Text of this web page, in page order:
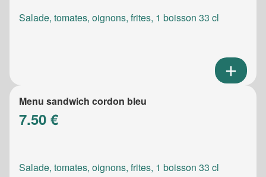
Salade, tomates, oignons, frites, 1 boisson 33 cl
Menu sandwich cordon bleu
7.50 €
Salade, tomates, oignons, frites, 1 boisson 33 cl